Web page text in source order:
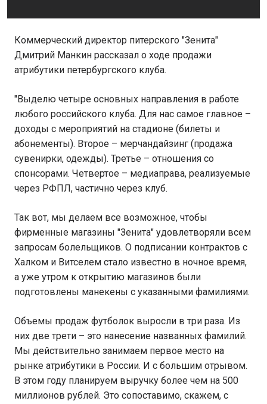
Коммерческий директор питерского "Зенита"
Дмитрий Манкин рассказал о ходе продажи
атрибутики петербургского клуба.
"Выделю четыре основных направления в работе
любого российского клуба. Для нас самое главное –
доходы с мероприятий на стадионе (билеты и
абонементы). Второе – мерчандайзинг (продажа
сувенирки, одежды). Третье – отношения со
спонсорами. Четвертое – медиаправа, реализуемые
через РФПЛ, частично через клуб.
Так вот, мы делаем все возможное, чтобы
фирменные магазины "Зенита" удовлетворяли всем
запросам болельщиков. О подписании контрактов с
Халком и Витселем стало известно в ночное время,
а уже утром к открытию магазинов были
подготовлены манекены с указанными фамилиями.
Объемы продаж футболок выросли в три раза. Из
них две трети – это нанесение названных фамилий.
Мы действительно занимаем первое место на
рынке атрибутики в России. И с большим отрывом.
В этом году планируем выручку более чем на 500
миллионов рублей. Это сопоставимо, скажем, с